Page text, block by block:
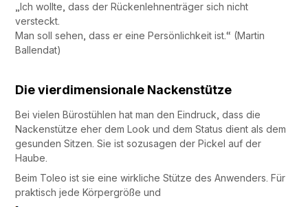
„Ich wollte, dass der Rückenlehnenträger sich nicht
versteckt.
Man soll sehen, dass er eine Persönlichkeit ist.“ (Martin
Ballendat)
Die vierdimensionale Nackenstütze
Bei vielen Bürostühlen hat man den Eindruck, dass die
Nackenstütze eher dem Look und dem Status dient als dem
gesunden Sitzen. Sie ist sozusagen der Pickel auf der
Haube.
Beim Toleo ist sie eine wirkliche Stütze des Anwenders. Für
praktisch jede Körpergröße und